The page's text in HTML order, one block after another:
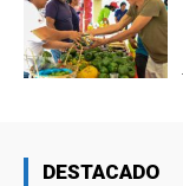
DESTACADO